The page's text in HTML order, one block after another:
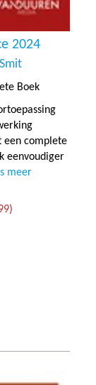
2024
Boek
een complete
eenvoudiger
meer